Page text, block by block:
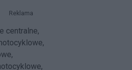
Reklama
centralne,